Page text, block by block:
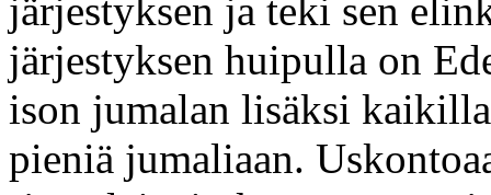
järjestyksen ja teki sen
järjestyksen huipulla on
ison jumalan lisäksi
pieniä jumaliaan.